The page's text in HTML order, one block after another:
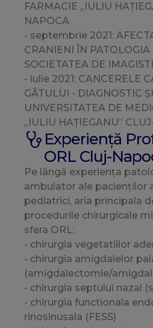
FARMACIE „IULIU
NAPOCA
- septembrie 2021:
CRANIENI ÎN PATOLOGIA
SOCIETATEA DE
- iulie 2021: CANCERELE
GÂTULUI - DIAGNOSTIC
UNIVERSITATEA DE
„IULIU HAȚIEGANU”
Experiență
ORL Cluj-
Pe lângă experiența
ambulator ale pacienților
pediatrici, aria principala
procedurile chirurgicale
sfera ORL:
- chirurgia vegetatiilor
- chirurgia amigdalelor
(amigdalectomie/
- chirurgia septului nazal
- chirurgia functionala
rinosinusala (FESS)